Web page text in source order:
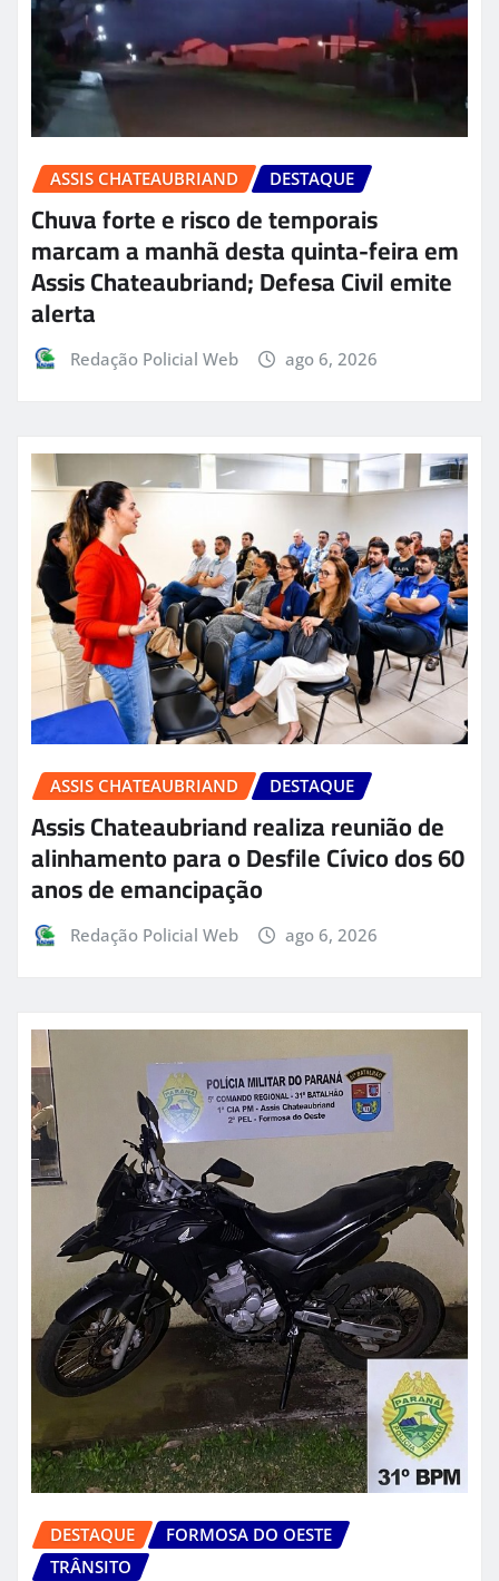
ASSIS CHATEAUBRIAND DESTAQUE
Chuva forte e risco de temporais
marcam a manhã desta quinta-feira em
Assis Chateaubriand; Defesa Civil emite
alerta
Redação Policial Web ago 6, 2026
ASSIS CHATEAUBRIAND DESTAQUE
Assis Chateaubriand realiza reunião de
alinhamento para o Desfile Cívico dos 60
anos de emancipação
Redação Policial Web ago 6, 2026
DESTAQUE
FORMOSA DO OESTE
TRÂNSITO